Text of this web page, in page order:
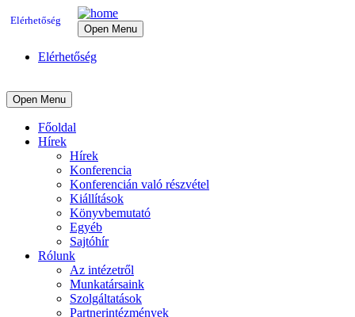
Elérhetőség
Open Menu
Elérhetőség
Open Menu
Főoldal
Hírek
Hírek
Konferencia
Konferencián való részvétel
Kiállítások
Könyvbemutató
Egyéb
Sajtóhír
Rólunk
Az intézetről
Munkatársaink
Szolgáltatások
Partnerintézmények